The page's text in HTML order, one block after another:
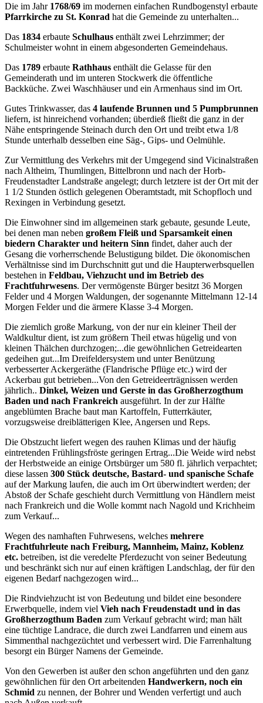
Die im Jahr 1768/69 im modernen einfachen Rundbogenstyl erbaute
Pfarrkirche zu St. Konrad hat die Gemeinde zu unterhalten...
Das 1834 erbaute Schulhaus enthält zwei Lehrzimmer; der
Schulmeister wohnt in einem abgesonderten Gemeindehaus.
Das 1789 erbaute Rathhaus enthält die Gelasse für den
Gemeinderath und im unteren Stockwerk die öffentliche
Backküche. Zwei Waschhäuser und ein Armenhaus sind im Ort.
Gutes Trinkwasser, das 4 laufende Brunnen und 5 Pumpbrunnen
liefern, ist hinreichend vorhanden; überdieß fließt die ganz in der
Nähe entspringende Steinach durch den Ort und treibt etwa 1/8
Stunde unterhalb desselben eine Säg-, Gips- und Oelmühle.
Zur Vermittlung des Verkehrs mit der Umgegend sind Vicinalstraßen
nach Altheim, Thumlingen, Bittelbronn und nach der Horb-
Freudenstadter Landstraße angelegt; durch letztere ist der Ort mit der
1 1/2 Stunden östlich gelegenen Oberamtstadt, mit Schopfloch und
Rexingen in Verbindung gesetzt.
Die Einwohner sind im allgemeinen stark gebaute, gesunde Leute,
bei denen man neben großem Fleiß und Sparsamkeit einen
biedern Charakter und heitern Sinn findet, daher auch der
Gesang die vorherrschende Belustigung bildet. Die ökonomischen
Verhältnisse sind im Durchschnitt gut und die Haupterwerbsquellen
bestehen in Feldbau, Viehzucht und im Betrieb des
Frachtfuhrwesens. Der vermögenste Bürger besitzt 36 Morgen
Felder und 4 Morgen Waldungen, der sogenannte Mittelmann 12-14
Morgen Felder und die ärmere Klasse 3-4 Morgen.
Die ziemlich große Markung, von der nur ein kleiner Theil der
Waldkultur dient, ist zum größern Theil etwas hügelig und von
kleinen Thälchen durchzogen;...die gewöhnlichen Getreidearten
gedeihen gut...Im Dreifeldersystem und unter Benützung
verbesserter Ackergeräthe (Flandrische Pflüge etc.) wird der
Ackerbau gut betrieben...Von den Getreideerträgnissen werden
jährlich.. Dinkel, Weizen und Gerste in das Großherzogthum
Baden und nach Frankreich ausgeführt. In der zur Hälfte
angeblümten Brache baut man Kartoffeln, Futterrkäuter,
vorzugsweise dreiblätterigen Klee, Angersen und Reps.
Die Obstzucht liefert wegen des rauhen Klimas und der häufig
eintretenden Frühlingsfröste geringen Ertrag...Die Weide wird nebst
der Herbstweide an einige Ortsbürger um 580 fl. jährlich verpachtet;
diese lassen 300 Stück deutsche, Bastard- und spanische Schafe
auf der Markung laufen, die auch im Ort überwindtert werden; der
Abstoß der Schafe geschieht durch Vermittlung von Händlern meist
nach Frankreich und die Wolle kommt nach Nagold und Krichheim
zum Verkauf...
Wegen des namhaften Fuhrwesens, welches mehrere
Frachtfuhrleute nach Freiburg, Mannheim, Mainz, Koblenz
etc. betreiben, ist die veredelte Pferdezucht von seiner Bedeutung
und beschränkt sich nur auf einen kräftigen Landschlag, der für den
eigenen Bedarf nachgezogen wird...
Die Rindviehzucht ist von Bedeutung und bildet eine besondere
Erwerbquelle, indem viel Vieh nach Freudenstadt und in das
Großherzogthum Baden zum Verkauf gebracht wird; man hält
eine tüchtige Landrace, die durch zwei Landfarren und einem aus
Simmenthal nachgezüchtet und verbessert wird. Die Farrenhaltung
besorgt ein Bürger Namens der Gemeinde.
Von den Gewerben ist außer den schon angeführten und den ganz
gewöhnlichen für den Ort arbeitenden Handwerkern, noch ein
Schmid zu nennen, der Bohrer und Wenden verfertigt und auch